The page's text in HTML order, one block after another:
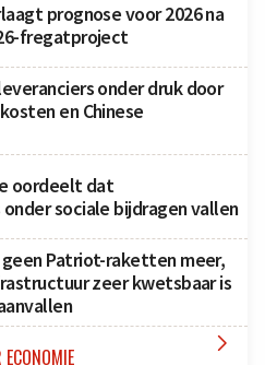
prognose voor 2026 na
fregatproject
onder druk door
en Chinese
oordeelt dat
sociale bijdragen vallen
Patriot-raketten meer,
zeer kwetsbaar is
ECONOMIE 